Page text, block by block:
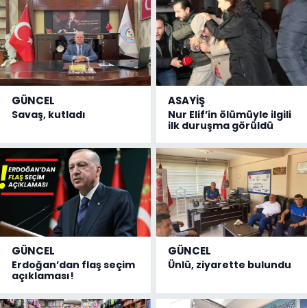
GÜNCEL
Savaş, kutladı
ASAYİŞ
Nur Elif’in ölümüyle ilgili
ilk duruşma görüldü
GÜNCEL
Erdoğan’dan flaş seçim
açıklaması!
GÜNCEL
Ünlü, ziyarette bulundu